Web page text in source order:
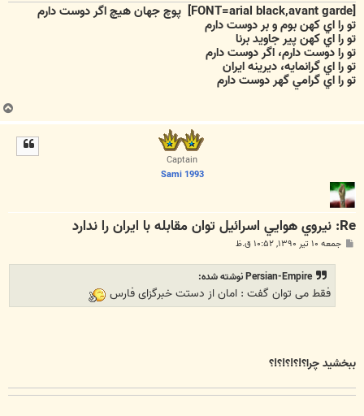
پوچ جهان هيچ اگر دوست دارم
تو را اي كهن بوم و بر دوست دارم
تو را اي كهن پير جاويد برنا
تو را دوست دارم، اگر دوست دارم
تو را اي گرانمايه، ديرينه ايران
تو را اي گرامي گهر دوست دارم
ب
ا
Captain
Sami 1993
Re: نيروي هوايي اسرائيل توان مقابله با ايران را ندارد
پ جمعه ۱۰ تیر ۱۳۹۰, ۱۰:۵۲ ق.ظ
Persian-Empire نوشته شده:
فقط می توان گفت : امان از دستت خبرگزای فارس
ببخشید چرا؟!؟!؟!؟!؟